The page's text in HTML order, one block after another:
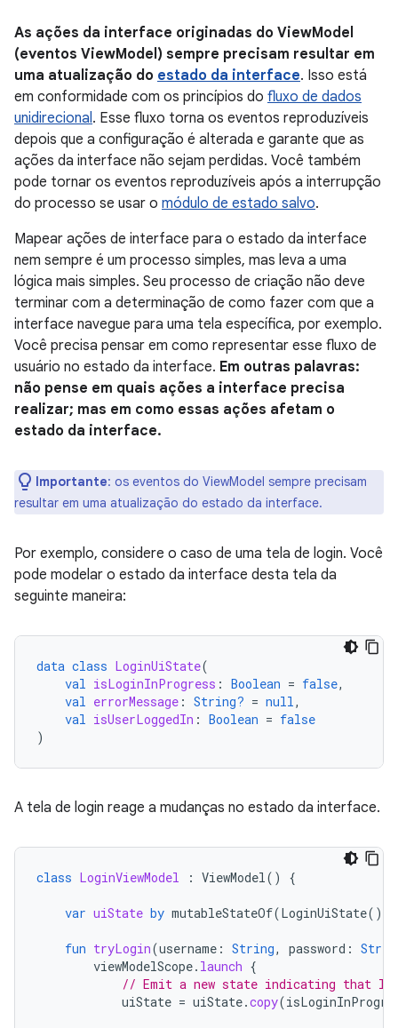
As ações da interface originadas do ViewModel
(eventos ViewModel) sempre precisam resultar em
uma atualização do estado da interface. Isso está
em conformidade com os princípios do fluxo de dados
unidirecional. Esse fluxo torna os eventos reproduzíveis
depois que a configuração é alterada e garante que as
ações da interface não sejam perdidas. Você também
pode tornar os eventos reproduzíveis após a interrupção
do processo se usar o módulo de estado salvo.
Mapear ações de interface para o estado da interface
nem sempre é um processo simples, mas leva a uma
lógica mais simples. Seu processo de criação não deve
terminar com a determinação de como fazer com que a
interface navegue para uma tela específica, por exemplo.
Você precisa pensar em como representar esse fluxo de
usuário no estado da interface. Em outras palavras:
não pense em quais ações a interface precisa
realizar; mas em como essas ações afetam o
estado da interface.
Importante: os eventos do ViewModel sempre precisam
resultar em uma atualização do estado da interface.
Por exemplo, considere o caso de uma tela de login. Você
pode modelar o estado da interface desta tela da
seguinte maneira:
data class LoginUiState(
val isLoginInProgress : Boolean = false,
val errorMessage : String? = null,
val isUserLoggedIn : Boolean = false
)
A tela de login reage a mudanças no estado da interface.
class LoginViewModel : ViewModel() {
var uiState by mutableStateOf(LoginUiState())
fun tryLogin(username : String, password :
viewModelScope. launch {
// Emit a new state indicating that
uiState = uiState.copy(